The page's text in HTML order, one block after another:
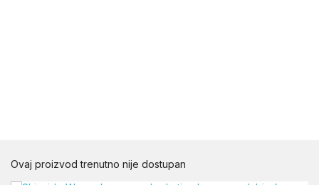
Ovaj proizvod trenutno nije dostupan